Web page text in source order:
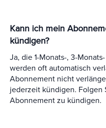
Kann ich mein
kündigen?
Ja, die 1-Monats-, 3-
werden oft automatisch
Abonnement nicht
jederzeit kündigen. Folgen
Abonnement zu kündigen.